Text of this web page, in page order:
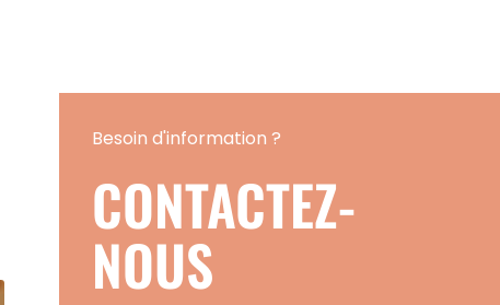
Besoin d'information ?
CONTACTEZ-
NOUS